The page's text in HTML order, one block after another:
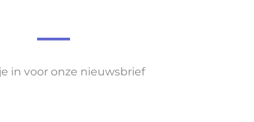
in voor onze nieuwsbrief